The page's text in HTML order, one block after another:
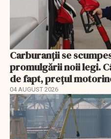
Carburanții se
promulgării noii legi.
de fapt, prețul
04 AUGUST 2026